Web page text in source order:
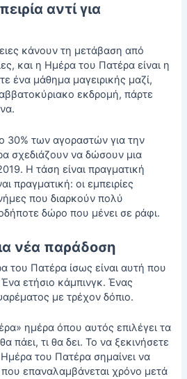
αντί για
κάνουν τη μετάβαση από
και η Ημέρα του Πατέρα είναι η
ένα μάθημα μαγειρικής μαζί,
εκδρομή, πάρτε
30% των αγοραστών για την
σχεδιάζουν να δώσουν μια
Η τάση είναι πραγματική
πραγματική: οι εμπειρίες
που διαρκούν πολύ
δώρο που μένει σε ράφι.
νέα παράδοση
του Πατέρα ίσως είναι αυτή που
ετήσιο κάμπινγκ. Ένας
με τρέχον δόπιο.
ημέρα όπου αυτός επιλέγει τα
πάει, τι θα δει. Το να ξεκινήσετε
του Πατέρα σημαίνει να
επαναλαμβάνεται χρόνο μετά